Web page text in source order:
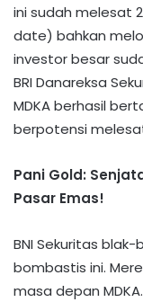
ini sudah melesat
date) bahkan
investor besar
BRI Danareksa
MDKA berhasil
berpotensi
Pani Gold:
Pasar Emas!
BNI Sekuritas
bombastis ini.
masa depan